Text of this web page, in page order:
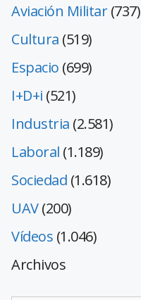
Aviación Militar(737)
Cultura (519)
Espacio (699)
I+D+i (521)
Industria (2.581)
Laboral (1.189)
Sociedad (1.618)
UAV(200)
Vídeos (1.046)
Archivos